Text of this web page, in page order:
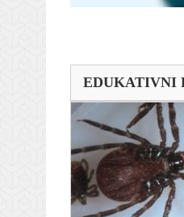
EDUKATIVNI